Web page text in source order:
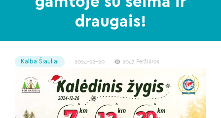
draugais!
Kalba Šiauliai 2024-12-20 2047 Peržiūros